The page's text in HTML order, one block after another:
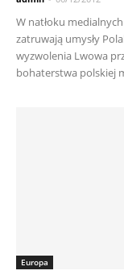
W natłoku
zatruwają umysły
wyzwolenia Lwowa
bohaterstwa polskiej
Europa